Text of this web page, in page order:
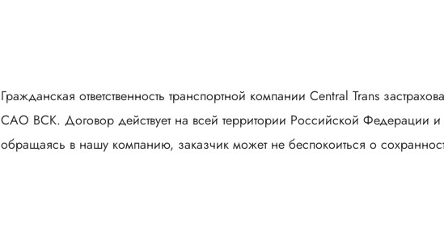
Гражданская ответственность транспортной компании Central Trans
САО ВСК. Договор действует на всей территории Российской Федерации и
обращаясь в нашу компанию, заказчик может не беспокоиться о